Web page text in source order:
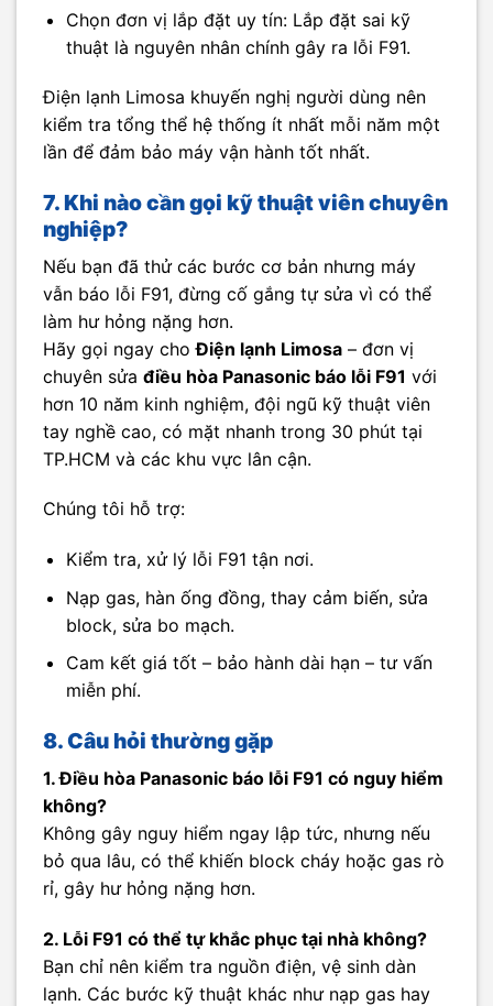
Chọn đơn vị lắp đặt uy tín: Lắp đặt sai kỹ
thuật là nguyên nhân chính gây ra lỗi F91.
Điện lạnh Limosa khuyến nghị người dùng nên
kiểm tra tổng thể hệ thống ít nhất mỗi năm một
lần để đảm bảo máy vận hành tốt nhất.
7. Khi nào cần gọi kỹ thuật viên chuyên
nghiệp?
Nếu bạn đã thử các bước cơ bản nhưng máy
vẫn báo lỗi F91, đừng cố gắng tự sửa vì có thể
làm hư hỏng nặng hơn.
Hãy gọi ngay choĐiện lạnh Limosa – đơn vị
chuyên sửa điều hòa Panasonic báo lỗi F91 với
hơn 10 năm kinh nghiệm, đội ngũ kỹ thuật viên
tay nghề cao, có mặt nhanh trong 30 phút tại
TP.HCM và các khu vực lân cận.
Chúng tôi hỗ trợ:
Kiểm tra, xử lý lỗi F91 tận nơi.
Nạp gas, hàn ống đồng, thay cảm biến, sửa
block, sửa bo mạch.
Cam kết giá tốt – bảo hành dài hạn – tư vấn
miễn phí.
8. Câu hỏi thường gặp
1. Điều hòa Panasonic báo lỗi F91 có nguy hiểm
không?
Không gây nguy hiểm ngay lập tức, nhưng nếu
bỏ qua lâu, có thể khiến block cháy hoặc gas rò
rỉ, gây hư hỏng nặng hơn.
2. Lỗi F91 có thể tự khắc phục tại nhà không?
Bạn chỉ nên kiểm tra nguồn điện, vệ sinh dàn
lạnh. Các bước kỹ thuật khác như nạp gas hay